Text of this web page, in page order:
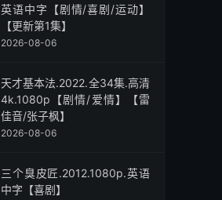
英语中字【剧情/喜剧/运动】
【更新第1集】
2026-08-06
天才基本法.2022.全34集.高清
4k.1080p【剧情/爱情】【雷
佳音/张子枫】
2026-08-06
三个臭皮匠.2012.1080p.英语
中字【喜剧】